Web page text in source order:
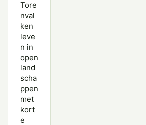
Tore
nval
ken
leve
n in
open
land
scha
ppen
met
kort
e